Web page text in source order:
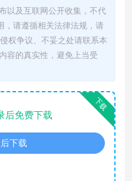
以及互联网公开收集，不代
，请遵循相关法律法规，请
权争议、不妥之处请联系本
容的真实性，避免上当受
下载
后免费下载
下载